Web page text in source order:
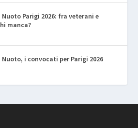
Nuoto Parigi 2026: fra veterani e
manca?
Nuoto, i convocati per Parigi 2026